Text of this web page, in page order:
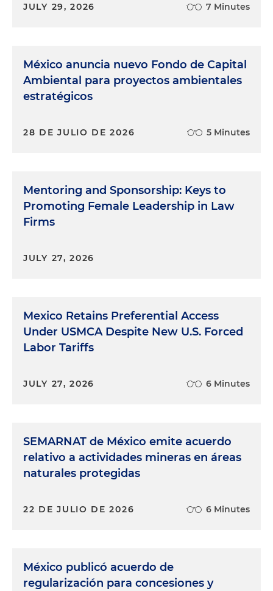
JULY 29, 2026 7 Minutes
México anuncia nuevo Fondo de Capital
Ambiental para proyectos ambientales
estratégicos
28 DE JULIO DE 2026 5 Minutes
Mentoring and Sponsorship: Keys to
Promoting Female Leadership in Law
Firms
JULY 27, 2026
Mexico Retains Preferential Access
Under USMCA Despite New U.S. Forced
Labor Tariffs
JULY 27, 2026 6 Minutes
SEMARNAT de México emite acuerdo
relativo a actividades mineras en áreas
naturales protegidas
22 DE JULIO DE 2026 6 Minutes
México publicó acuerdo de
regularización para concesiones y